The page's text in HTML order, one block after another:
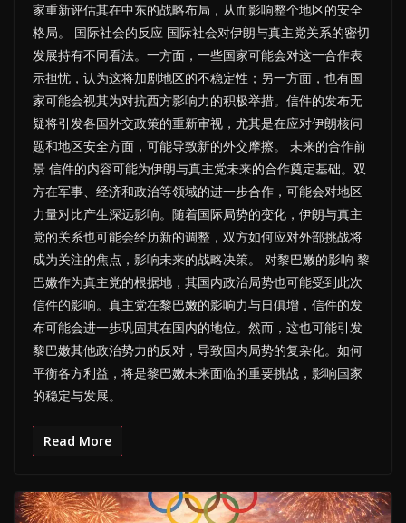
家重新评估其在中东的战略布局，从而影响整个地区的安全
格局。 国际社会的反应 国际社会对伊朗与真主党关系的密切
发展持有不同看法。一方面，一些国家可能会对这一合作表
示担忧，认为这将加剧地区的不稳定性；另一方面，也有国
家可能会视其为对抗西方影响力的积极举措。信件的发布无
疑将引发各国外交政策的重新审视，尤其是在应对伊朗核问
题和地区安全方面，可能导致新的外交摩擦。 未来的合作前
景 信件的内容可能为伊朗与真主党未来的合作奠定基础。双
方在军事、经济和政治等领域的进一步合作，可能会对地区
力量对比产生深远影响。随着国际局势的变化，伊朗与真主
党的关系也可能会经历新的调整，双方如何应对外部挑战将
成为关注的焦点，影响未来的战略决策。 对黎巴嫩的影响 黎
巴嫩作为真主党的根据地，其国内政治局势也可能受到此次
信件的影响。真主党在黎巴嫩的影响力与日俱增，信件的发
布可能会进一步巩固其在国内的地位。然而，这也可能引发
黎巴嫩其他政治势力的反对，导致国内局势的复杂化。如何
平衡各方利益，将是黎巴嫩未来面临的重要挑战，影响国家
的稳定与发展。
Read More